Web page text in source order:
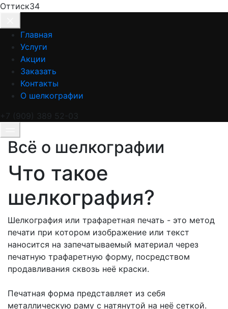
Оттиск34
Главная
Услуги
Акции
Заказать
Контакты
О шелкографии
+7 (909) 389 52-03
Всё о шелкографии
Что такое
шелкография?
Шелкография или трафаретная печать - это метод
печати при котором изображение или текст
наносится на запечатываемый материал через
печатную трафаретную форму, посредством
продавливания сквозь неё краски.
Печатная форма представляет из себя
металлическую раму с натянутой на неё сеткой.